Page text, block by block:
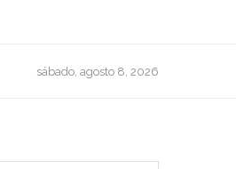
sábado, agosto 8, 2026